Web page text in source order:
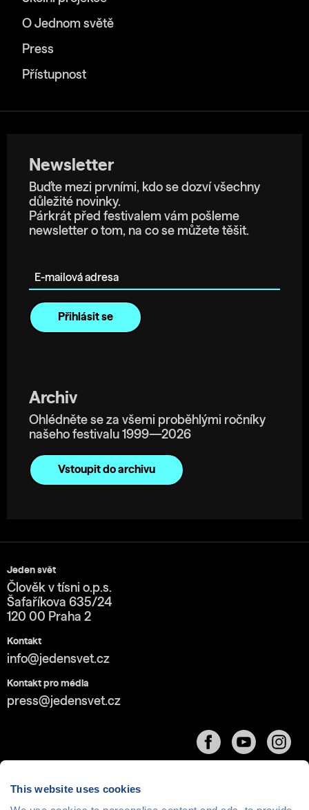
This website uses cookies
O Jednom světě
Press
Přístupnost
Newsletter
Buďte mezi prvními, kdo se dozví všechny
důležité novinky.
Párkrát před festivalem vám pošleme
newsletter o tom, na co se můžete těšit.
Archiv
Ohlédněte se za všemi proběhlými ročníky
našeho festivalu 1999—2026
Vstoupit do archivu
Jeden svět
Člověk v tísni o.p.s.
Šafaříkova 635/24
120 00 Praha 2
Kontakt
info@jedensvet.cz
Kontakt pro média
press@jedensvet.cz